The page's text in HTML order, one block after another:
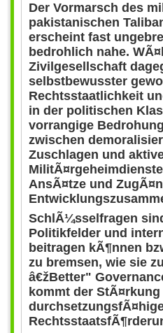
Der Vormarsch des
pakistanischen
erscheint fast
bedrohlich nahe.
Zivilgesellschaft
selbstbewusster
Rechtsstaatlichkeit
in der politischen
vorrangige
zwischen
Zuschlagen und
AnsÃ¤tze und
SchlÃ¼sselfragen
Politikfelder und
beitragen kÃ¶nnen
zu bremsen, wie sie
â€žBetter"
kommt der